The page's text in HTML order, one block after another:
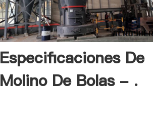
Especificaciones De
Molino De Bolas - .